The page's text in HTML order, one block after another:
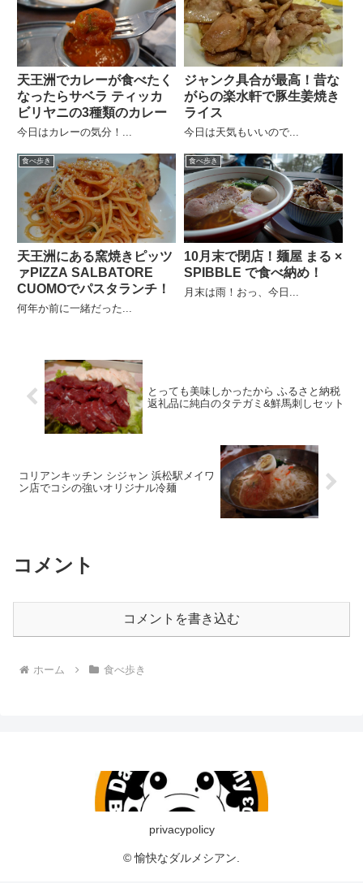
天王洲でカレーが食べたく
なったらサベラ ティッカ
ビリヤニの3種類のカレー
今日はカレーの気分！...
ジャンク具合が最高！昔な
がらの楽水軒で豚生姜焼き
ライス
今日は天気もいいので...
食べ歩き
天王洲にある窯焼きピッツ
ァPIZZA SALBATORE
CUOMOでパスタランチ！
何年か前に一緒だった...
食べ歩き
10月末で閉店！麺屋 まる ×
SPIBBLE で食べ納め！
月末は雨！おっ、今日...
とっても美味しかったから ふるさと納税
返礼品に純白のタテガミ&鮮馬刺しセット
コリアンキッチン シジャン 浜松駅メイワ
ン店でコシの強いオリジナル冷麺
コメント
コメントを書き込む
ホーム 食べ歩き
privacypolicy
© 愉快なダルメシアン.